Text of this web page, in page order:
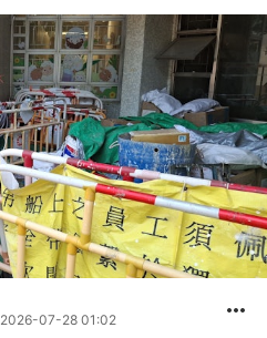
2026-07-28 01:02